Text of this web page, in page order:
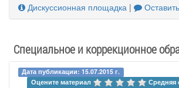
Дискуссионная площадка |
Специальное и коррекционное
Дата публикации: 15.07.2015 г.
Оцените материал
Средняя